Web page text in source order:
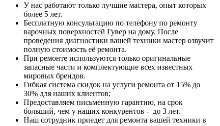
У нас работают только лучшие мастера, опыт которых
более 5 лет.
Бесплатную консультацию по телефону по ремонту
варочных поверхностей Гувер на дому. После
проведения диагностики вашей техники мастер озвучит
полную стоимость её ремонта.
При ремонте используются только оригинальные
запасные части и комплектующие всех известных
мировых брендов.
Гибкая система скидок на услуги ремонта от 15% до
30% для наших клиентов;
Предоставляем письменную гарантию, на срок
больший, чем у наших конкурентов - до 3 лет.
Наш сотрудник приедет для ремонта вашей техники в